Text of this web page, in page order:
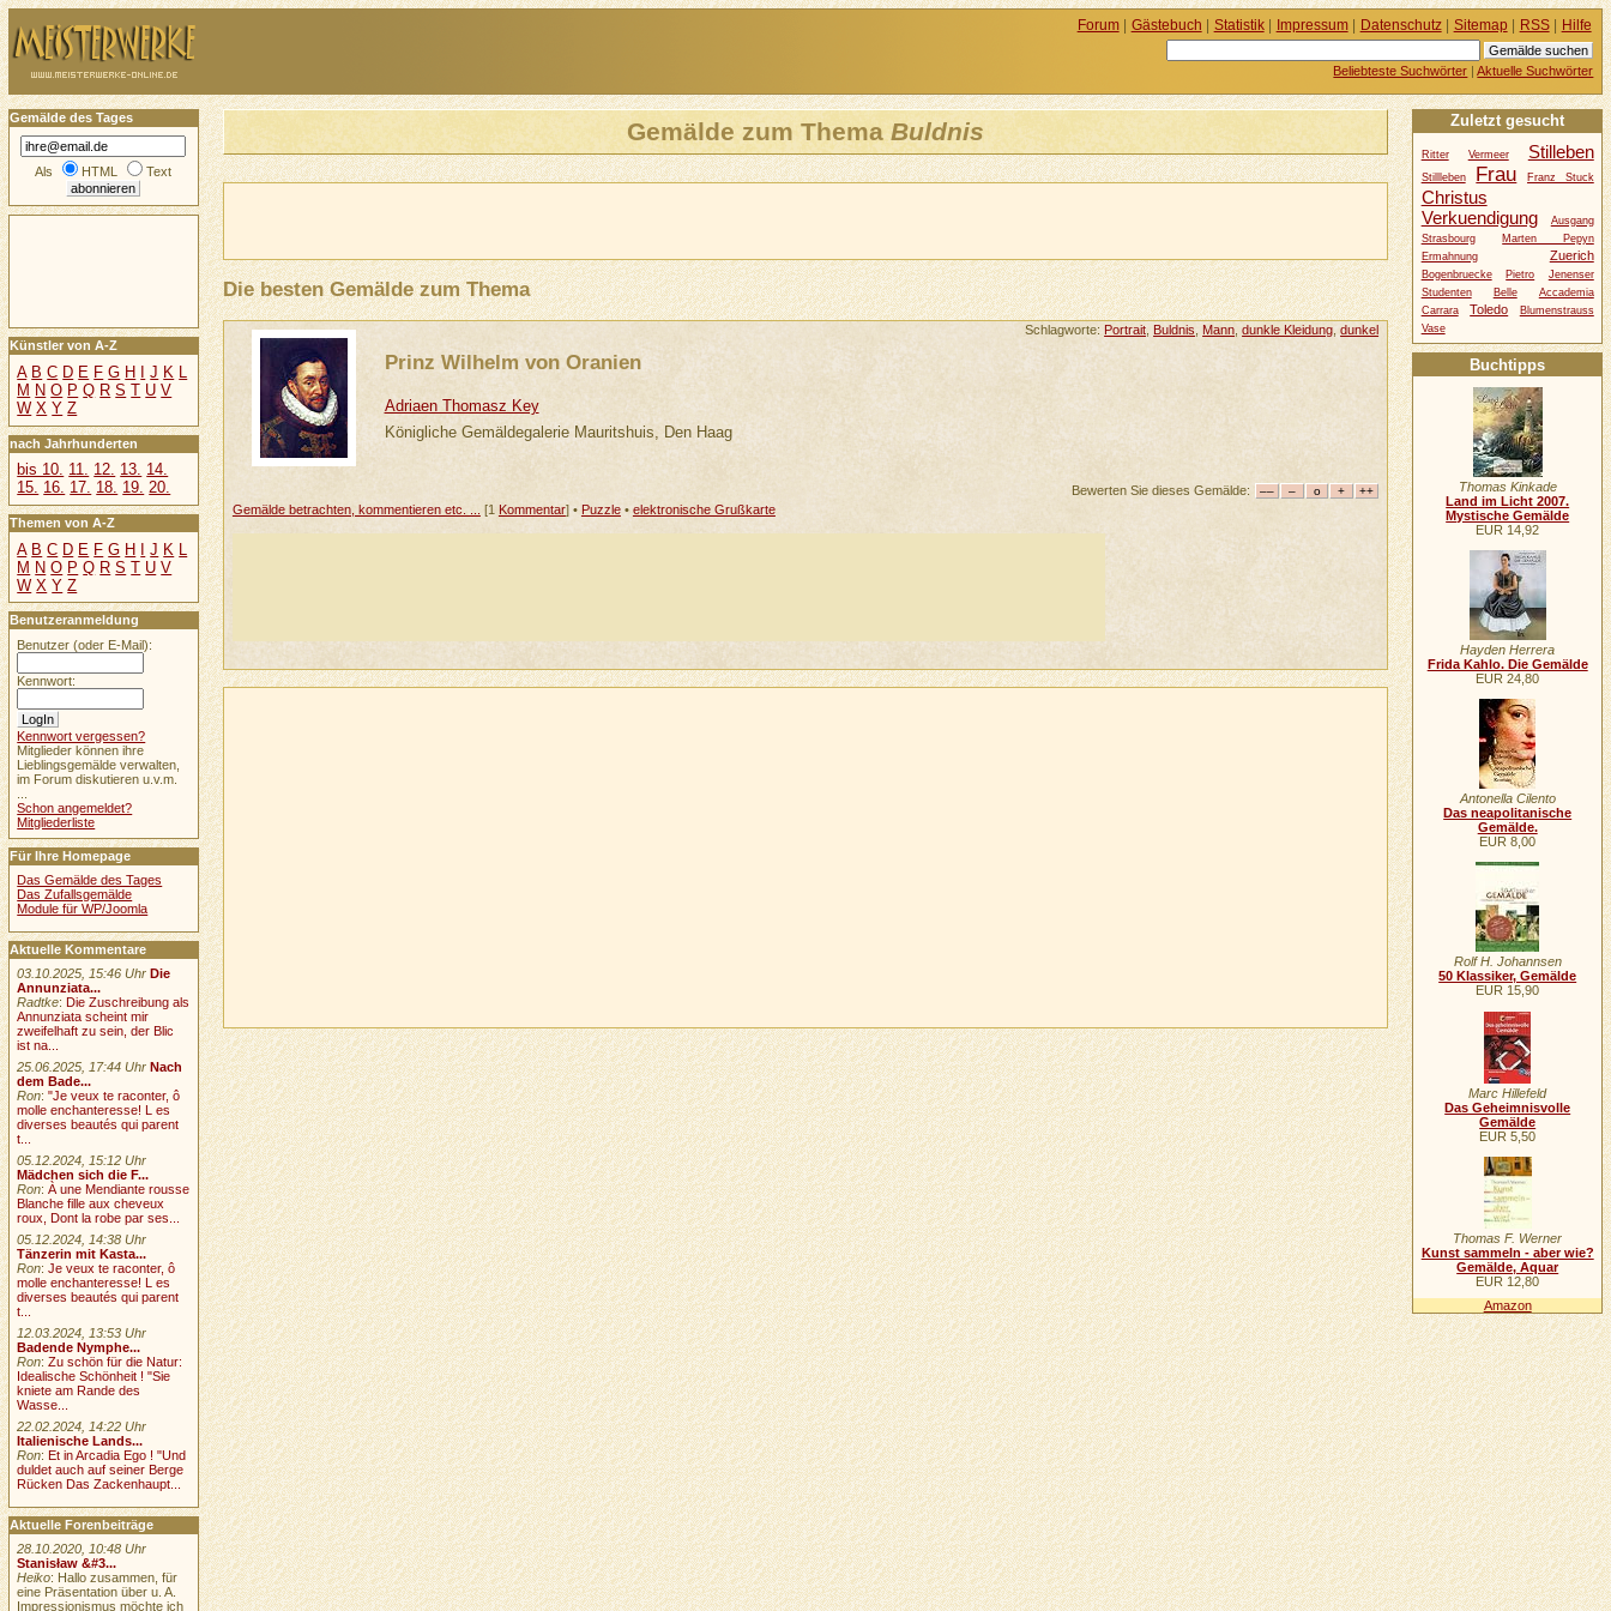
Gemälde zum Thema Buldnis
Die besten Gemälde zum Thema
Schlagworte:Portrait ,Buldnis ,Mann ,dunkle Kleidung ,dunkel
Prinz Wilhelm von Oranien
Adriaen Thomasz Key
Königliche Gemäldegalerie Mauritshuis, Den Haag
Bewerten Sie dieses Gemälde:
Gemälde betrachten, kommentieren etc. ...
[1 Kommentar] • Puzzle• elektronische Grußkarte
Gemälde des Tages
Als HTML Text
Künstler von A-Z
A B C D E F G H J K L
M N O P Q R S T U V
W X Y Z
nach Jahrhunderten
bis 10. 11. 12. 13. 14.
15. 16. 17. 18. 19. 20.
Themen von A-Z
A B C D E F G H I J K L
M N O P Q R S T U V
W X Y Z
Benutzeranmeldung
Benutzer (oder E-Mail):
Kennwort:
Kennwort vergessen?
Mitglieder können ihre
Lieblingsgemälde verwalten,
im Forum diskutieren u.v.m.
Schon angemeldet?
Mitgliederliste
Für Ihre Homepage
Das Gemälde des Tages
Das Zufallsgemälde
Module für WP/Joomla
Aktuelle Kommentare
03.10.2025, 15:46 Uhr Die
Annunziata...
Radtke: Die Zuschreibung als
Annunziata scheint mir
zweifelhaft zu sein, der Blic
ist na...
25.06.2025, 17:44 Uhr Nach
dem Bade...
Ron:"Je veux te raconter, ô
molle enchanteresse! L es
diverses beautés qui parent
t...
05.12.2024, 15:12 Uhr
Mädchen sich die F...
Ron:À une Mendiante rousse
Blanche fille aux cheveux
roux, Dont la robe par ses...
05.12.2024, 14:38 Uhr
Tänzerin mit Kasta...
Ron:Je veux te raconter, ô
molle enchanteresse! L es
diverses beautés qui parent
t...
12.03.2024, 13:53 Uhr
Badende Nymphe...
Ron:Zu schön für die Natur:
Idealische Schönheit ! "Sie
kniete am Rande des
Wasse...
22.02.2024, 14:22 Uhr
Italienische Lands...
Ron:Et in Arcadia Ego ! "Und
duldet auch auf seiner Berge
Rücken Das Zackenhaupt...
Aktuelle Forenbeiträge
28.10.2020, 10:48 Uhr
Stanisław &#3...
Heiko: Hallo zusammen, für
eine Präsentation über u. A.
Impressionismus möchte ich
Forum| Gästebuch | Statistik| Impressum| Datenschutz| Sitemap| RSS| Hilfe
Beliebteste Suchwörter |Aktuelle Suchwörter
Zuletzt gesucht
Ritter Vermeer Stilleben
Stillleben Frau Franz Stuck
Christus
Verkuendigung
Ausgang
Strasbourg
Marten Pepyn
Ermahnung
Zuerich
Bogenbruecke Pietro
Jenenser
Studenten
Belle
Accademia
Carrara
Toledo
Blumenstrauss
Vase
Buchtipps
Thomas Kinkade
Land im Licht 2007.
Mystische Gemälde
EUR 14,92
Hayden Herrera
Frida Kahlo. Die Gemälde
EUR 24,80
Antonella Cilento
Das neapolitanische
Gemälde.
EUR 8,00
Rolf H. Johannsen
50 Klassiker, Gemälde
EUR 15,90
Marc Hillefeld
Das Geheimnisvolle
Gemälde
EUR 5,50
Thomas F. Werner
Kunst sammeln - aber wie?
Gemälde, Aquar
EUR 12,80
Amazon